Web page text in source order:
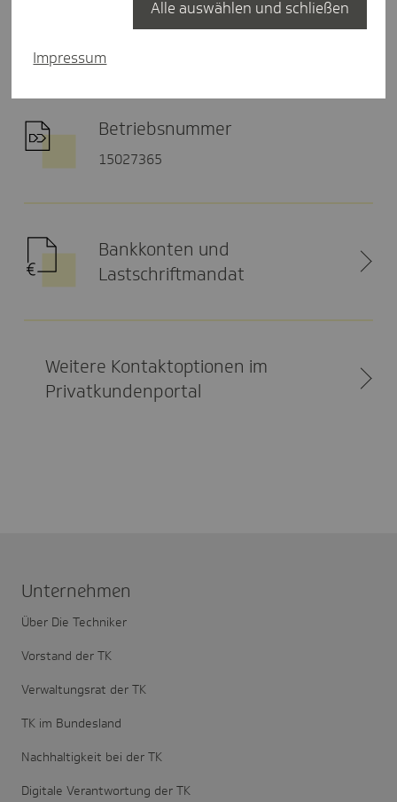
040 - 460 66 10 19
Betriebsnummer
15027365
Bankkonten und
Lastschriftmandat
Weitere Kontaktoptionen im
Privatkundenportal
Unter­nehmen
Über Die Techniker
Vorstand der TK
Verwaltungsrat der TK
TK im Bundesland
Nachhaltigkeit bei der TK
Digitale Verantwortung der TK
Impressum
Alle auswählen und schließen